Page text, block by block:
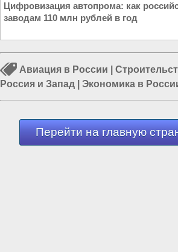
Цифровизация автопрома: как
заводам 110 млн рублей в год
Авиация в России
Россия и Запад
Экономика в
Евразия|Строительство заводов|
Перейти на главную